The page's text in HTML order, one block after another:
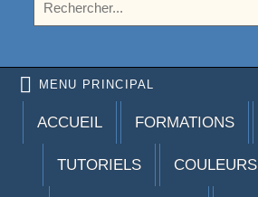
MENU PRINCIPAL
ACCUEIL FORMATIONS
TUTORIELS COULEURS